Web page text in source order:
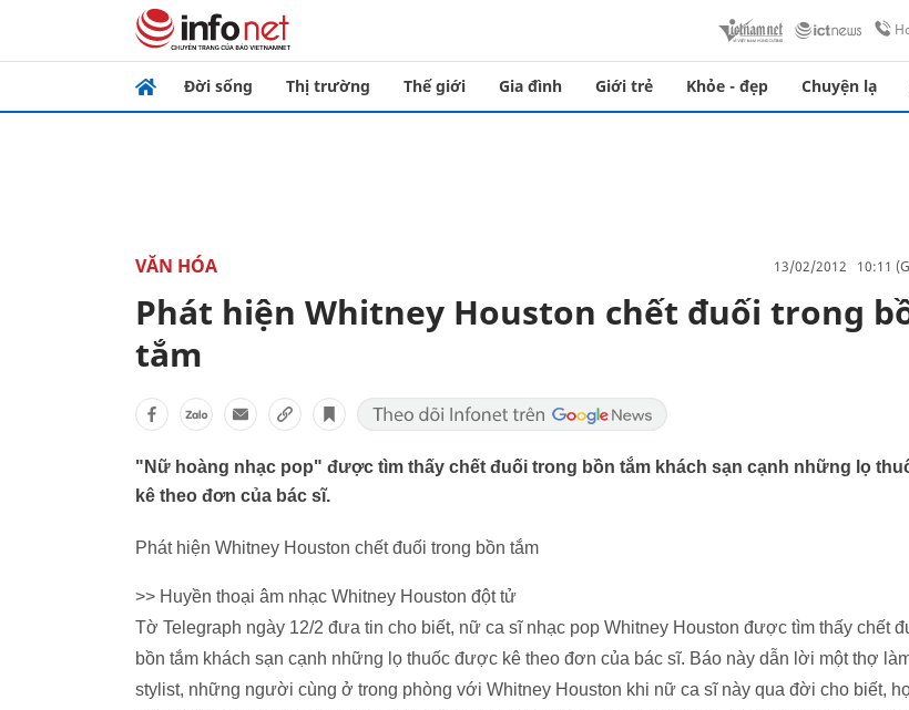
Đời sống Thị trường Thế giới Gia đình Giới trẻ Khỏe - đẹp Chuyện lạ
VĂN HÓA 13/02/2012 10:11
Phát hiện Whitney Houston chết đuối trong
tắm
"Nữ hoàng nhạc pop" được tìm thấy chết đuối trong bồn tắm khách sạn cạnh những lọ
kê theo đơn của bác sĩ.
Phát hiện Whitney Houston chết đuối trong bồn tắm
>> Huyền thoại âm nhạc Whitney Houston đột tử
Tờ Telegraph ngày 12/2 đưa tin cho biết, nữ ca sĩ nhạc pop Whitney Houston được tìm thấy chết
bồn tắm khách sạn cạnh những lọ thuốc được kê theo đơn của bác sĩ. Báo này dẫn lời một thợ
stylist, những người cùng ở trong phòng với Whitney Houston khi nữ ca sĩ này qua đời cho biết,